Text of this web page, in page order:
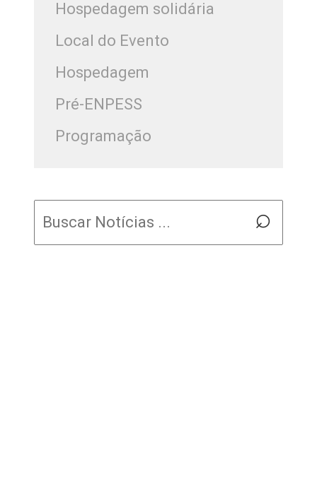
Hospedagem solidária
Local do Evento
Hospedagem
Pré-ENPESS
Programação
por:
⌕